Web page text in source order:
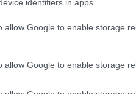
identifiers in apps.
allow Google to enable storage
allow Google to enable storage
e oggi i ragazzi